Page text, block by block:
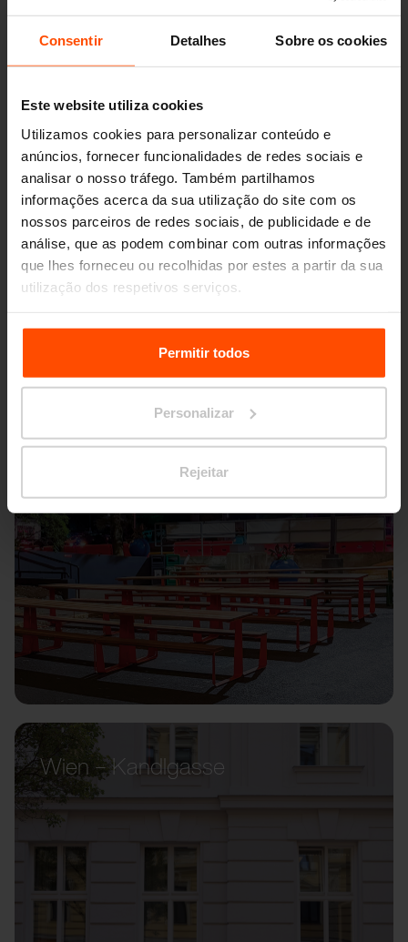
Consentir Detalhes Sobre os cookies
Este website utiliza cookies
Utilizamos cookies para personalizar conteúdo e
anúncios, fornecer funcionalidades de redes sociais e
analisar o nosso tráfego. Também partilhamos
informações acerca da sua utilização do site com os
nossos parceiros de redes sociais, de publicidade e de
análise, que as podem combinar com outras informações
que lhes forneceu ou recolhidas por estes a partir da sua
utilização dos respetivos serviços.
Para mais informações, por favor visitePrinciples
Relating to the Processing Personal Data.
Permitir todos
Personalizar
Rejeitar
Seattle – Popup park
Wien – Kandlgasse